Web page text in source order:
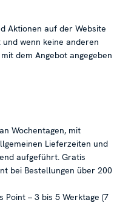
Aktionen auf der Website
wenn keine anderen
dem Angebot angegeben
Wochentagen, mit
Lieferzeiten und
aufgeführt. Gratis
bei Bestellungen über 200
Point – 3 bis 5 Werktage (7